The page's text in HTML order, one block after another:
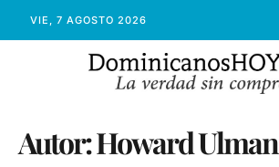
VIE, 7 AGOSTO 2026
Autor:Howard Ulman